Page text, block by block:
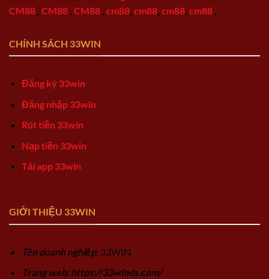
CM88 CM88 CM88 cm88 cm88 cm88 cm88
CHÍNH SÁCH 33WIN
Đăng ký 33win
Đăng nhập 33win
Rút tiền 33win
Nạp tiền 33win
Tải app 33win
GIỚI THIỆU 33WIN
Tên doanh nghiệp: 33WIN
Trang web: https://33winds.com/